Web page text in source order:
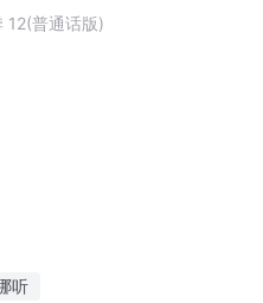
12(普通话版)
听